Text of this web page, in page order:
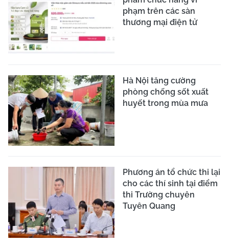
phạm trên các sàn
thương mại điện tử
Hà Nội tăng cường
phòng chống sốt xuất
huyết trong mùa mưa
Phương án tổ chức thi lại
cho các thí sinh tại điểm
thi Trường chuyên
Tuyên Quang